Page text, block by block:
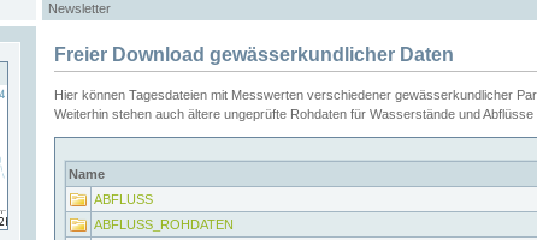
Newsletter
Freier Download gewässerkundlicher Daten
Hier können Tagesdateien mit Messwerten verschiedener gewässerkundlicher
Weiterhin stehen auch ältere ungeprüfte Rohdaten für Wasserstände und Abflüsse
Name
ABFLUSS
ABFLUSS_ROHDATEN